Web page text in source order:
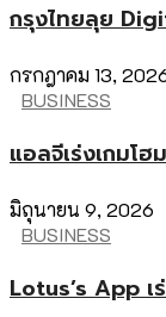
กรุงไทยลุย
กรกฎาคม 13,
BUSINESS
แอลจีเร่งเกมโ
มิถุนายน 9, 2026
BUSINESS
Lotus’s App